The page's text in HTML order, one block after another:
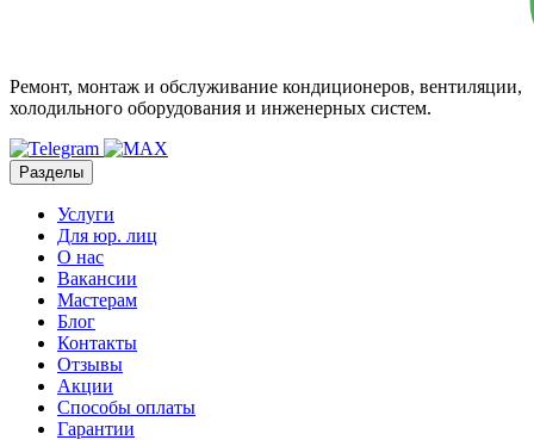
Ремонт, монтаж и обслуживание кондиционеров, вентиляции,
холодильного оборудования и инженерных систем.
Разделы
Услуги
Для юр. лиц
О нас
Вакансии
Мастерам
Блог
Контакты
Отзывы
Акции
Способы оплаты
Гарантии